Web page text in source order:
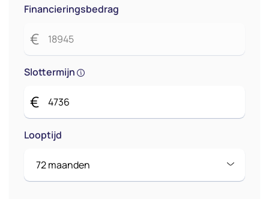
Financieringsbedrag
€
Slottermijn
€
Looptijd